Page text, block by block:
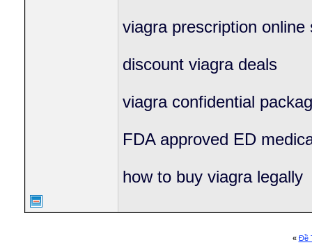
viagra prescription online
discount viagra deals
viagra confidential
FDA approved ED
how to buy viagra legally
« Ðề